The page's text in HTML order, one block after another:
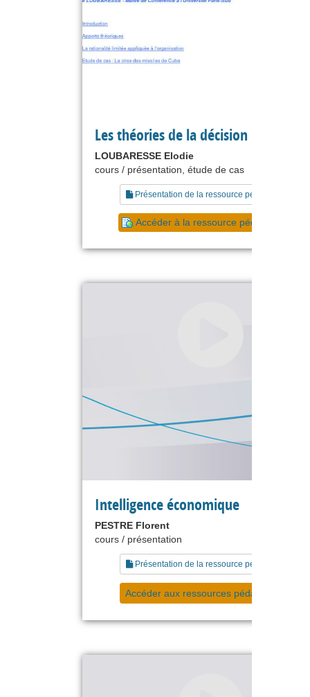
Les théories de la décision
LOUBARESSE Elodie
cours / présentation, étude de cas
Présentation de la ressource pédagogique
Accéder à la ressource pédagogique
Intelligence économique
PESTRE Florent
cours / présentation
Présentation de la ressource pédagogique
Accéder aux ressources pédagogiques